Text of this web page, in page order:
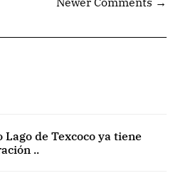
Lago de Texcoco ya tiene
..